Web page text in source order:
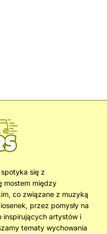
się z
mostem między
co związane z muzyką
przez pomysły na
inspirujących artystów i
tematy wychowania